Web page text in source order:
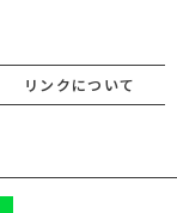
リンクについて